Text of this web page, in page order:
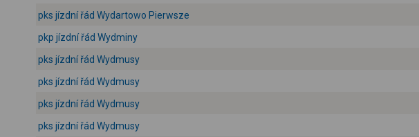
pks jízdní řád Wydartowo Pierwsze
pkp jízdní řád Wydminy
pks jízdní řád Wydmusy
pks jízdní řád Wydmusy
pks jízdní řád Wydmusy
pks jízdní řád Wydmusy